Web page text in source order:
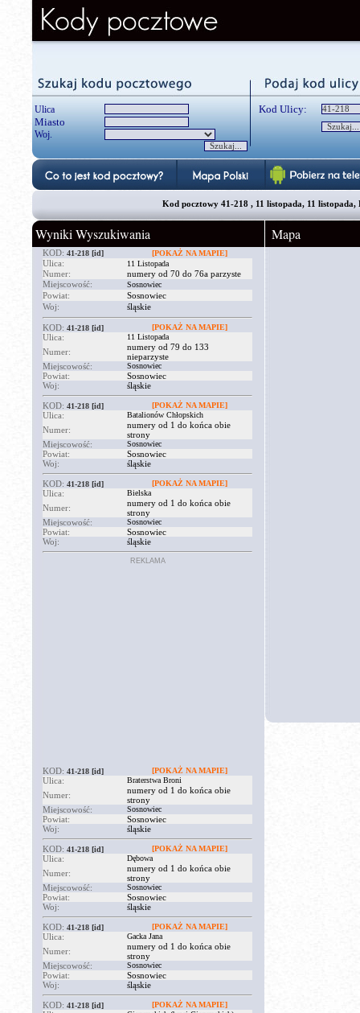
Ulica
Miasto
Woj.
Kod Ulicy:
Kod pocztowy 41-218 , 11 listopada, 11
Wyniki Wyszukiwania
KOD: 41-218 [id] [POKAŻ NA MAPIE]
Ulica: 11 Listopada
Numer:
numery od 70 do 76a parzyste
Miejscowość:
Sosnowiec
Powiat:
Sosnowiec
Woj:
śląskie
KOD: 41-218 [id] [POKAŻ NA MAPIE]
Ulica: 11 Listopada
Numer:
numery od 79 do 133
nieparzyste
Miejscowość:
Sosnowiec
Powiat:
Sosnowiec
Woj:
śląskie
KOD: 41-218 [id] [POKAŻ NA MAPIE]
Ulica: Batalionów Chłopskich
Numer:
numery od 1 do końca obie
strony
Miejscowość:
Sosnowiec
Powiat:
Sosnowiec
Woj:
śląskie
KOD: 41-218 [id] [POKAŻ NA MAPIE]
Ulica: Bielska
Numer:
numery od 1 do końca obie
strony
Miejscowość:
Sosnowiec
Powiat:
Sosnowiec
Woj:
śląskie
REKLAMA
KOD: 41-218 [id] [POKAŻ NA MAPIE]
Ulica: Braterstwa Broni
Numer:
numery od 1 do końca obie
strony
Miejscowość:
Sosnowiec
Powiat:
Sosnowiec
Woj:
śląskie
KOD: 41-218 [id] [POKAŻ NA MAPIE]
Ulica: Dębowa
Numer:
numery od 1 do końca obie
strony
Miejscowość:
Sosnowiec
Powiat:
Sosnowiec
Woj:
śląskie
KOD: 41-218 [id] [POKAŻ NA MAPIE]
Ulica: Gacka Jana
Numer:
numery od 1 do końca obie
strony
Miejscowość:
Sosnowiec
Powiat:
Sosnowiec
Woj:
śląskie
KOD: 41-218 [id] [POKAŻ NA MAPIE]
Mapa